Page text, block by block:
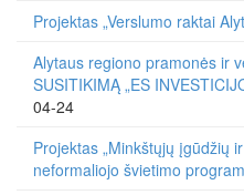
Projektas „Verslumo raktai
Alytaus regiono pramonės ir
SUSITIKIMĄ „ES
04-24
Projektas „Minkštųjų įgūdžių
neformaliojo švietimo